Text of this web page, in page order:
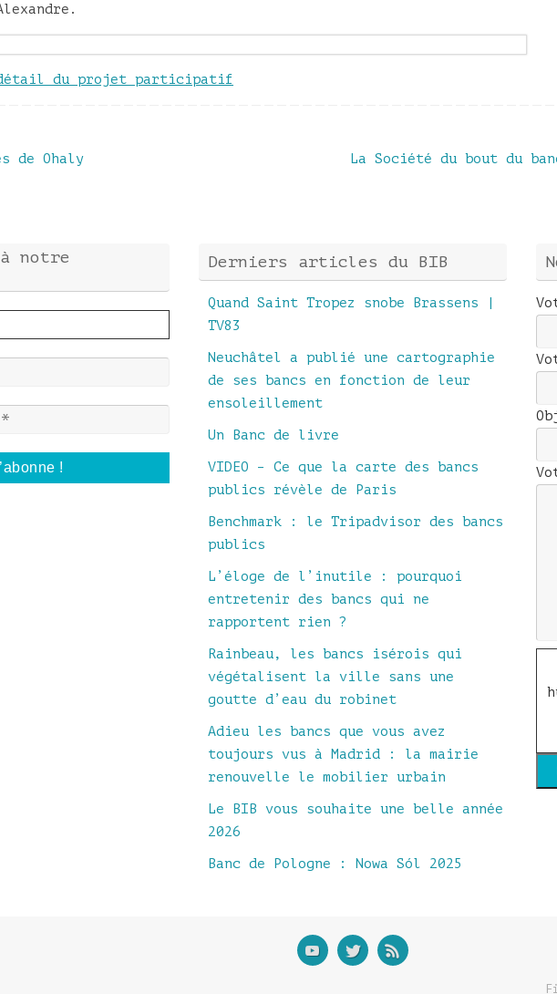
du projet participatif
de Ohaly La Société du bout du
à notre
Derniers articles du BIB
Quand Saint Tropez snobe Brassens |
TV83
Neuchâtel a publié une cartographie
de ses bancs en fonction de leur
ensoleillement
Un Banc de livre
VIDEO – Ce que la carte des bancs
publics révèle de Paris
Benchmark : le Tripadvisor des bancs
publics
L’éloge de l’inutile : pourquoi
entretenir des bancs qui ne
rapportent rien ?
Rainbeau, les bancs isérois qui
végétalisent la ville sans une
goutte d’eau du robinet
Adieu les bancs que vous avez
toujours vus à Madrid : la mairie
renouvelle le mobilier urbain
Le BIB vous souhaite une belle année
2026
Banc de Pologne : Nowa Sól 2025